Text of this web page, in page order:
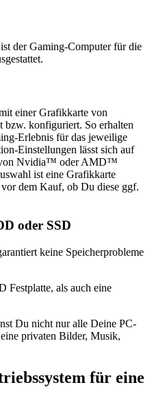
der Gaming-Computer für die
einer Grafikkarte von
konfiguriert. So erhalten
Erlebnis für das jeweilige
Einstellungen lässt sich auf
von Nvidia™ oder AMD™
ist eine Grafikkarte
dem Kauf, ob Du diese ggf.
oder SSD
keine Speicherprobleme
Festplatte, als auch eine
Du nicht nur alle Deine PC-
privaten Bilder, Musik,
für eine